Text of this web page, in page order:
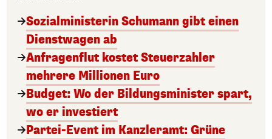
Sozialministerin Schumann gibt einen
Dienstwagen ab
Anfragenflut kostet Steuerzahler
mehrere Millionen Euro
Budget: Wo der Bildungsminister spart,
wo er investiert
Partei-Event im Kanzleramt: Grüne